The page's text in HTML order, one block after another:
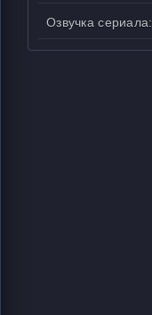
Озвучка сериала: